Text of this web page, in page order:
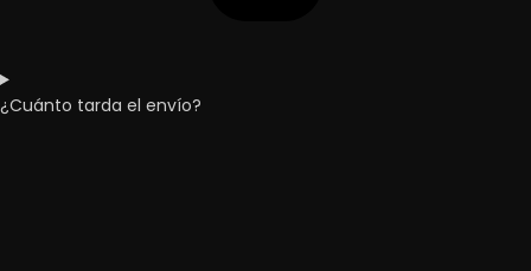
¿Cuánto tarda el envío?